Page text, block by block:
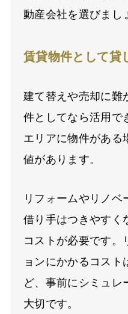
動産会社を選びまし
賃貸物件として貸
建て替えや売却に難
件としてなら活用で
エリアに物件がある
値があります。
リフォームやリノベ
借り手はつきやすく
コストが必要です。
ョンにかかるコスト
ど、事前にシミュレ
大切です。